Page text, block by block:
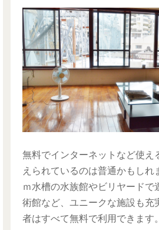
無料でインターネットなど使え
えられているのは普通かもし
ｍ水槽の水族館やビリヤードで
術館など、ユニークな施設も充
者はすべて無料で利用できます。